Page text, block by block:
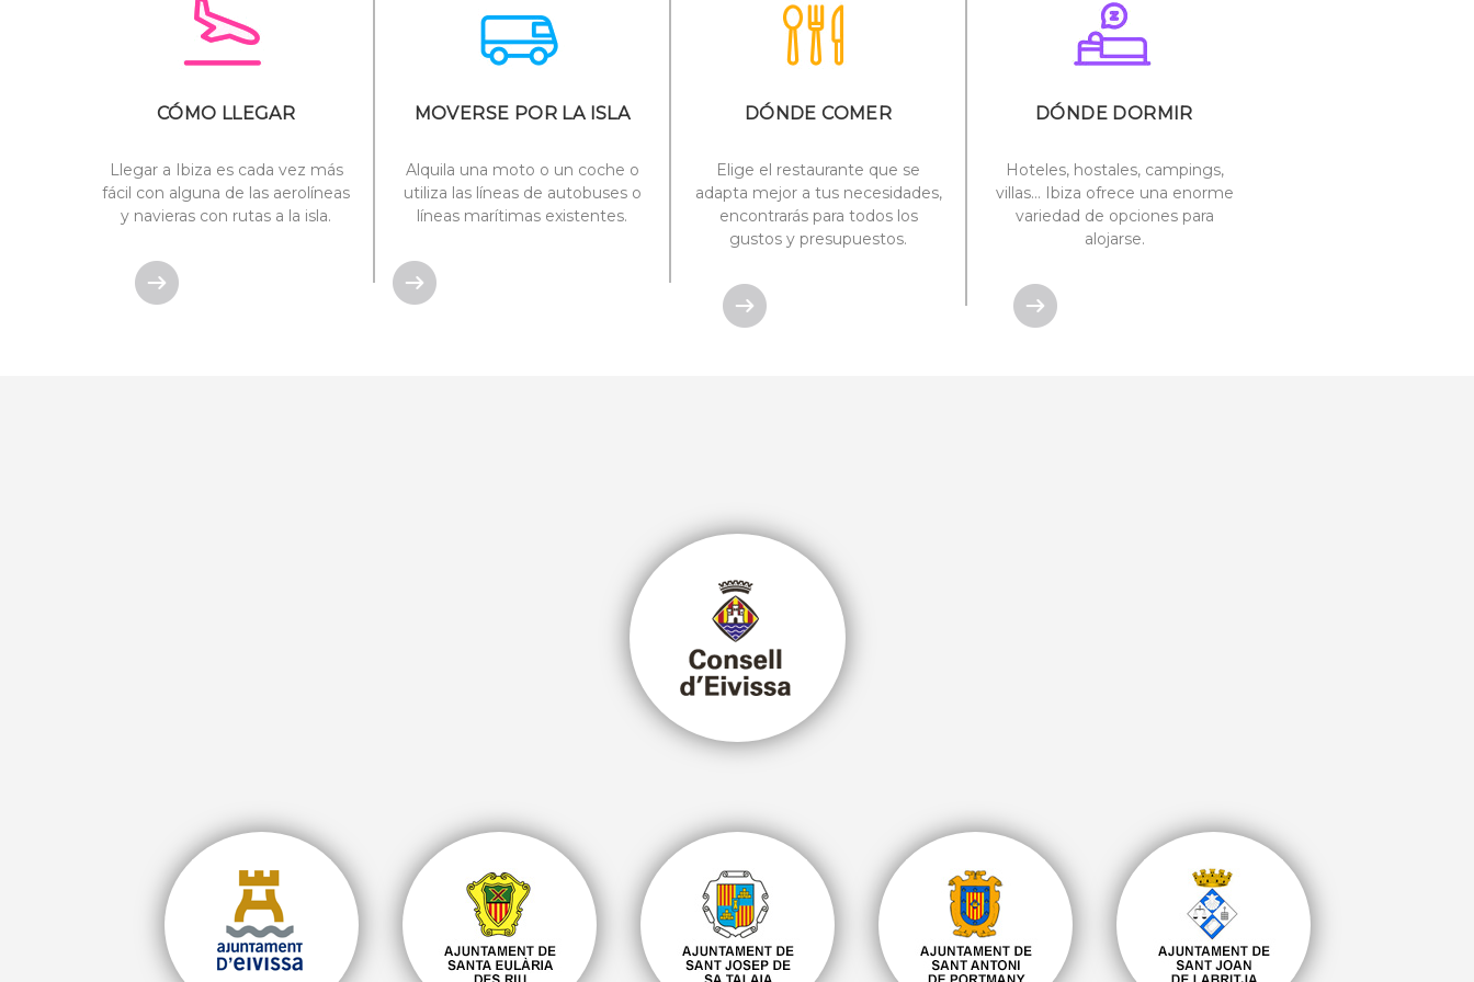
CÓMO LLEGAR
Llegar a Ibiza es cada vez más
fácil con alguna de las aerolíneas
y navieras con rutas a la isla.
MOVERSE POR LA ISLA
Alquila una moto o un coche o
utiliza las líneas de autobuses o
líneas marítimas existentes.
DÓNDE COMER
Elige el restaurante que se
adapta mejor a tus necesidades,
encontrarás para todos los
gustos y presupuestos.
DÓNDE DORMIR
Hoteles, hostales, campings,
villas… Ibiza ofrece una enorme
variedad de opciones para
alojarse.